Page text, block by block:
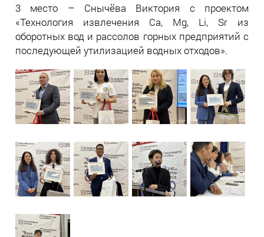
3 место – Снычёва Виктория с проектом
«Технология извлечения Са, Mg, Li, Sr из
оборотных вод и рассолов горных предприятий c
последующей утилизацией водных отходов».